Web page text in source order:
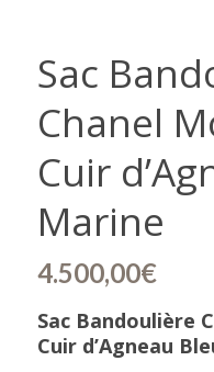
Sac
Chanel
Cuir
Marine
4.500,00€
Sac Bandoulière
Cuir d’Agneau